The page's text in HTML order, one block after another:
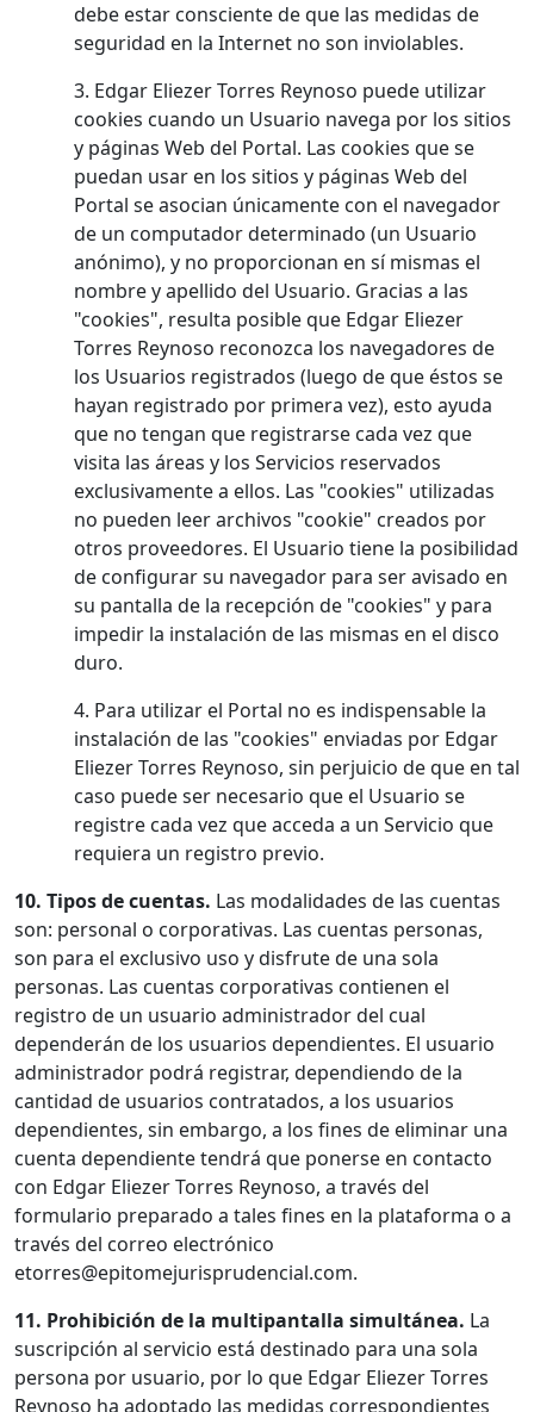
debe estar consciente de que las medidas de
seguridad en la Internet no son inviolables.
3. Edgar Eliezer Torres Reynoso puede utilizar
cookies cuando un Usuario navega por los sitios
y páginas Web del Portal. Las cookies que se
puedan usar en los sitios y páginas Web del
Portal se asocian únicamente con el navegador
de un computador determinado (un Usuario
anónimo), y no proporcionan en sí mismas el
nombre y apellido del Usuario. Gracias a las
"cookies", resulta posible que Edgar Eliezer
Torres Reynoso reconozca los navegadores de
los Usuarios registrados (luego de que éstos se
hayan registrado por primera vez), esto ayuda
que no tengan que registrarse cada vez que
visita las áreas y los Servicios reservados
exclusivamente a ellos. Las "cookies" utilizadas
no pueden leer archivos "cookie" creados por
otros proveedores. El Usuario tiene la posibilidad
de configurar su navegador para ser avisado en
su pantalla de la recepción de "cookies" y para
impedir la instalación de las mismas en el disco
duro.
4. Para utilizar el Portal no es indispensable la
instalación de las "cookies" enviadas por Edgar
Eliezer Torres Reynoso, sin perjuicio de que en tal
caso puede ser necesario que el Usuario se
registre cada vez que acceda a un Servicio que
requiera un registro previo.
10. Tipos de cuentas. Las modalidades de las cuentas
son: personal o corporativas. Las cuentas personas,
son para el exclusivo uso y disfrute de una sola
personas. Las cuentas corporativas contienen el
registro de un usuario administrador del cual
dependerán de los usuarios dependientes. El usuario
administrador podrá registrar, dependiendo de la
cantidad de usuarios contratados, a los usuarios
dependientes, sin embargo, a los fines de eliminar una
cuenta dependiente tendrá que ponerse en contacto
con Edgar Eliezer Torres Reynoso, a través del
formulario preparado a tales fines en la plataforma o a
través del correo electrónico
etorres@epitomejurisprudencial.com.
11. Prohibición de la multipantalla simultánea. La
suscripción al servicio está destinado para una sola
persona por usuario, por lo que Edgar Eliezer Torres
Reynoso ha adoptado las medidas correspondientes